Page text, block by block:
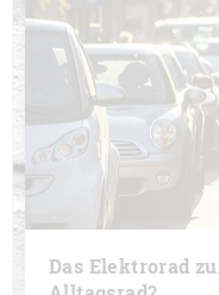
Das Elektrorad